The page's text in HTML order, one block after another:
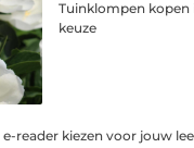
Tuinklompen kopen
keuze
e-reader kiezen voor jouw